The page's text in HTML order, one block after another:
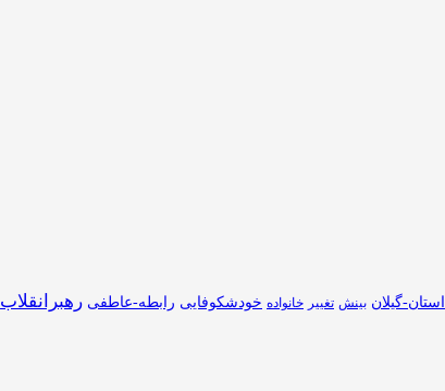
استان-گیلان بینش تغییر خانواده خودشکوفایی رابطه-عاطفی رهبرانقلاب